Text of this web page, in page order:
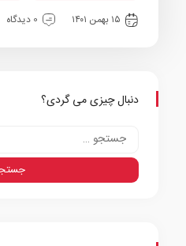
۱۵ بهمن ۱۴۰۱
0 دیدگاه
دنبال چیزی می گردی؟